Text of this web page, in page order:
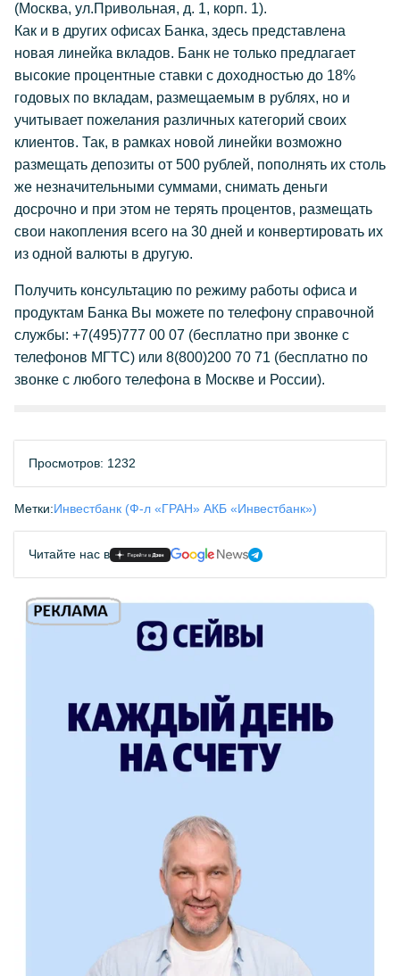
(Москва, ул.Привольная, д. 1, корп. 1).
Как и в других офисах Банка, здесь представлена
новая линейка вкладов. Банк не только предлагает
высокие процентные ставки с доходностью до 18%
годовых по вкладам, размещаемым в рублях, но и
учитывает пожелания различных категорий своих
клиентов. Так, в рамках новой линейки возможно
размещать депозиты от 500 рублей, пополнять их столь
же незначительными суммами, снимать деньги
досрочно и при этом не терять процентов, размещать
свои накопления всего на 30 дней и конвертировать их
из одной валюты в другую.
Получить консультацию по режиму работы офиса и
продуктам Банка Вы можете по телефону справочной
службы: +7(495)777 00 07 (бесплатно при звонке с
телефонов МГТС) или 8(800)200 70 71 (бесплатно по
звонке с любого телефона в Москве и России).
Просмотров: 1232
Метки:Инвестбанк (Ф-л «ГРАН» АКБ «Инвестбанк»)
Читайте нас в